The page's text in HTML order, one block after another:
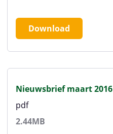
Download
Nieuwsbrief maart 2016
pdf
2.44MB